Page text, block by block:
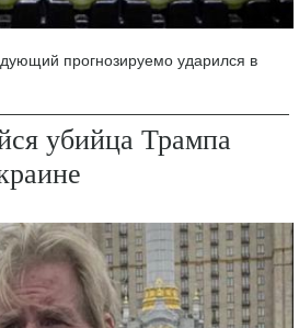
прогнозируемо ударился в
убийца Трампа